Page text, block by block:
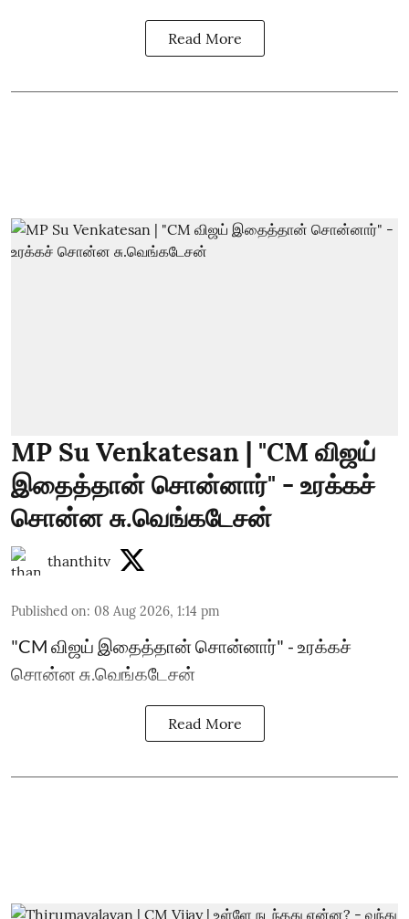
Read More
MP Su Venkatesan | "CM விஜய்
இதைத்தான் சொன்னார்" - உரக்கச்
சொன்ன சு.வெங்கடேசன்
thanthitv
Published on: 08 Aug 2026, 1:14 pm
"CM விஜய் இதைத்தான் சொன்னார்" - உரக்கச்
சொன்ன சு.வெங்கடேசன்
Read More